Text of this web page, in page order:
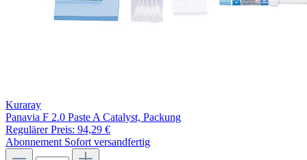
Kuraray
Panavia F 2.0 Paste A Catalyst, Packung
Regulärer Preis: 94,29 €
Abonnement Sofort versandfertig